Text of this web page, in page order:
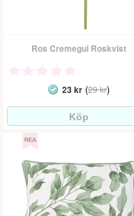
Ros Cremegul Roskvist
23 kr (29 kr)